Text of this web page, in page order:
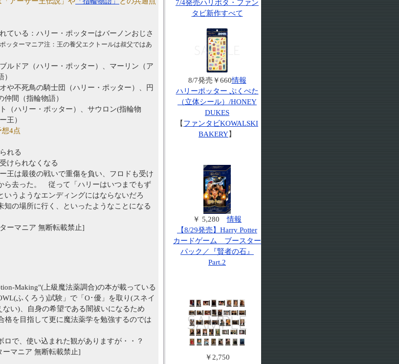
ている：ハリー・ポッターはバーノンおじさ
ポッターマニア注：王の養父エクトールは叔父ではあ
ルドア（ハリー・ポッター）、マーリン（ア
や不死鳥の騎士団（ハリー・ポッター）、円
間（指輪物語）
（ハリー・ポッター）、サウロン(指輪物
王）
4点
れる
けられなくなる
王は最後の戦いで重傷を負い、フロドも受け
ら去った。 従って「ハリーはいつまでもず
いうようなエンディングにはならないだろ
知の場所に行く、といったようなことになる
ーマニア 無断転載禁止]
Making"(上級魔法薬調合)の本が載っている
ふくろう)試験」で「O･優」を取り(スネイ
い)、自身の希望である闇祓いになるため
格を目指して更に魔法薬学を勉強するのでは
ロで、使い込まれた観がありますが・・？
ーマニア 無断転載禁止]
7/4発売ハリポタ・ファン
タビ新作すべて
8/7発売￥660情報
ハリーポッター ぷくぺた
（立体シール）/HONEY
DUKES
【 ファンタビKOWALSKI
BAKERY】
￥ 5,280情報
【8/29発売】Harry Potter
カードゲーム ブースター
パック／『賢者の石』
Part.2
￥2,750